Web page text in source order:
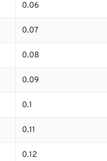
0.06
0.07
0.08
0.09
0.1
0.11
0.12